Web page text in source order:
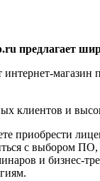
предлагает
магазин
клиентов и
приобрести
с выбором
и бизнес-